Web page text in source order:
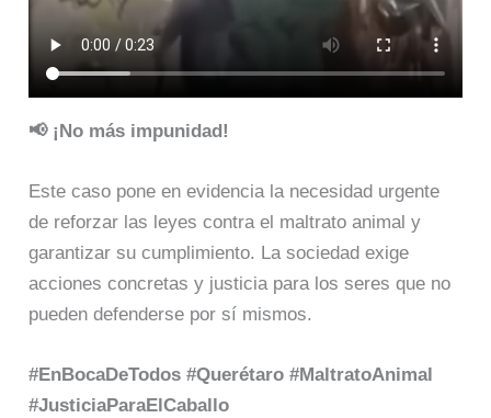
📢 ¡No más impunidad!
Este caso pone en evidencia la necesidad urgente
de reforzar las leyes contra el maltrato animal y
garantizar su cumplimiento. La sociedad exige
acciones concretas y justicia para los seres que no
pueden defenderse por sí mismos.​
#EnBocaDeTodos #Querétaro #MaltratoAnimal
#JusticiaParaElCaballo